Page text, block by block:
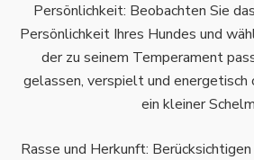
Persönlichkeit: Beobachten Sie
Persönlichkeit Ihres Hundes und
der zu seinem Temperament
gelassen, verspielt und
ein kleiner
Rasse und Herkunft: